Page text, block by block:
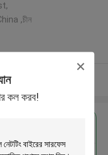
কল করব!
,চীন